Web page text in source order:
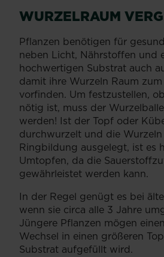
WURZELRAUM
Pflanzen benötigen für
neben Licht, Nährstoffen und
hochwertigen Substrat auch
damit ihre Wurzeln Raum
vorfinden. Um festzustellen,
nötig ist, muss der
werden! Ist der Topf oder
durchwurzelt und die
Ringbildung ausgelegt, ist es
Umtopfen, da die
gewährleistet werden kann.
In der Regel genügt es bei
wenn sie circa alle 3 Jahre
Jüngere Pflanzen mögen
Wechsel in einen größeren
Substrat aufgefüllt wird.